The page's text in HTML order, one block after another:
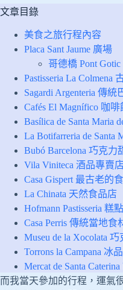
文章目錄
美食之旅行程內容
Placa Sant Jaume 廣場
哥德橋 Pont Gotic
Pastisseria La Colmena
Sagardi Argenteria 傳
Cafés El Magnífico 咖啡
Basílica de Santa Maria
La Botifarreria de Santa
Bubó Barcelona 巧克力
Vila Viniteca 酒品專賣店
Casa Gispert 最古老的
La Chinata 天然食品店
Hofmann Pastisseria 糕
Casa Perris 傳統當地食
Museu de la Xocolata
Torrons la Campana 冰
Mercat de Santa
而我當天參加的行程，運氣